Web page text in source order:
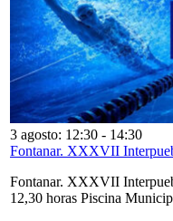
3 agosto: 12:30 - 14:30
Fontanar. XXXVII
Fontanar. XXXVII
12,30 horas Piscina